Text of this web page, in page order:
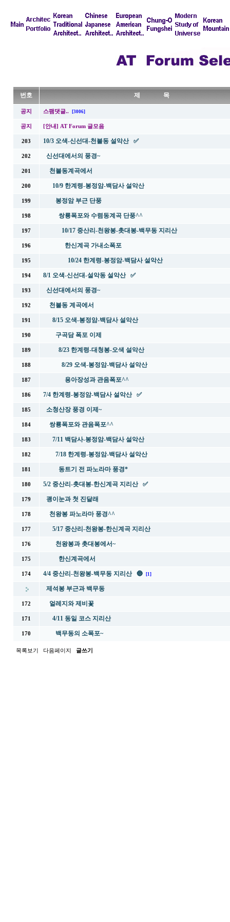
번호 제 목
공지 스팸댓글.. [3006]
공지 [안내] AT Forum 글모음
203 10/3 오색-신선대-천불동 설악산 ✅
202 신선대에서의 풍경~
201 천불동계곡에서
200 10/9 한계령-봉정암-백담사 설악산
199 봉정암 부근 단풍
198 쌍룡폭포와 수렴동계곡 단풍^^
197 10/17 중산리-천왕봉-촛대봉-백무동 지리산
196 한신계곡 가내소폭포
195 10/24 한계령-봉정암-백담사 설악산
194 8/1 오색-신선대-설악동 설악산 ✅
193 신선대에서의 풍경~
192 천불동 계곡에서
191 8/15 오색-봉정암-백담사 설악산
190 구곡담 폭포 이제
189 8/23 한계령-대청봉-오색 설악산
188 8/29 오색-봉정암-백담사 설악산
187 용아장성과 관음폭포^^
186 7/4 한계령-봉정암-백담사 설악산 ✅
185 소청산장 풍경 이제~
184 쌍룡폭포와 관음폭포^^
183 7/11 백담사-봉정암-백담사 설악산
182 7/18 한계령-봉정암-백담사 설악산
181 동트기 전 파노라마 풍경*
180 5/2 중산리-촛대봉-한신계곡 지리산 ✅
179 괭이눈과 첫 진달래
178 천왕봉 파노라마 풍경^^
177 5/17 중산리-천왕봉-한신계곡 지리산
176 천왕봉과 촛대봉에서~
175 한신계곡에서
174 4/4 중산리-천왕봉-백무동 지리산 🔵 [1]
제석봉 부근과 백무동
172 얼레지와 제비꽃
171 4/11 동일 코스 지리산
170 백무동의 소폭포~
목록보기 다음페이지 글쓰기